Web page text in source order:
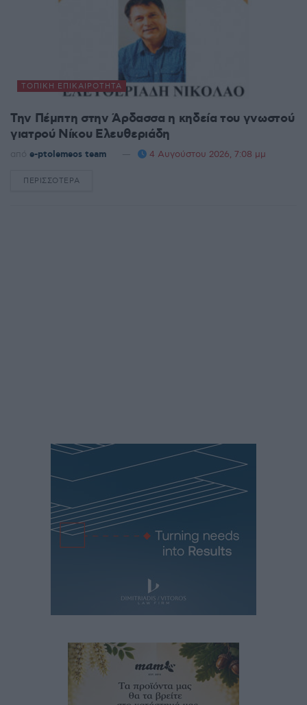
ΤΟΠΙΚΉ ΕΠΙΚΑΙΡΌΤΗΤΑ
Την Πέμπτη στην Άρδασσα η κηδεία του γνωστού
γιατρού Νίκου Ελευθεριάδη
από e-ptolemeos team 4 Αυγούστου 2026, 7:08 μμ
ΠΕΡΙΣΣΌΤΕΡΑ